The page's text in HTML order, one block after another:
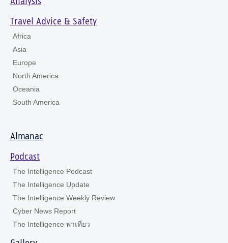
Travel Advice & Safety
Africa
Asia
Europe
North America
Oceania
South America
Almanac
Podcast
The Intelligence Podcast
The Intelligence Update
The Intelligence Weekly Review
Cyber News Report
The Intelligence พาเที่ยว